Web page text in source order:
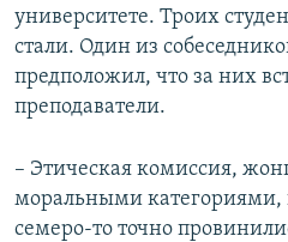
университете. Троих
стали. Один из
предположил, что за них
преподаватели.
– Этическая комиссия,
моральными категориями,
семеро-то точно